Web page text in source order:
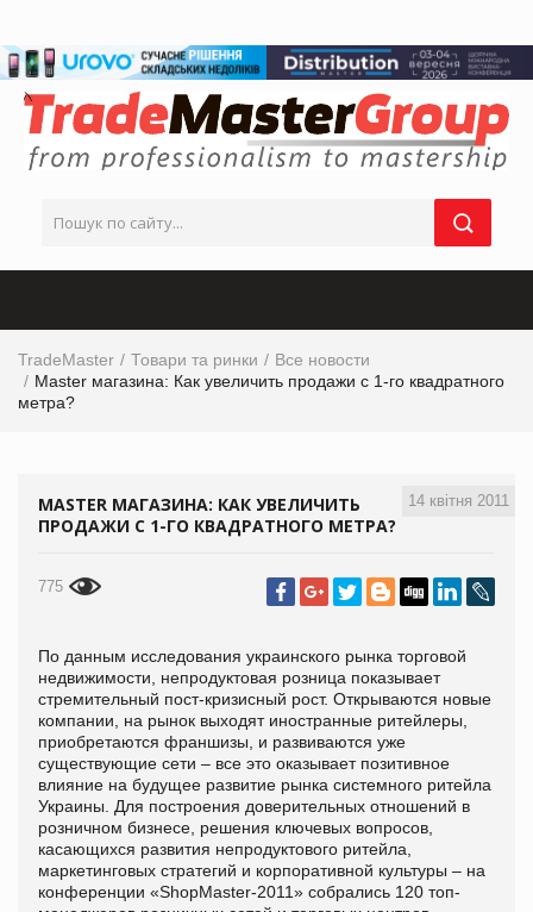
TradeMaster Товари та ринки
Все новости
Master магазина: Как увеличить продажи с 1-го квадратного
метра?
14 квітня 2011
MASTER МАГАЗИНА: КАК УВЕЛИЧИТЬ
ПРОДАЖИ С 1-ГО КВАДРАТНОГО МЕТРА?
775
По данным исследования украинского рынка торговой
недвижимости, непродуктовая розница показывает
стремительный пост-кризисный рост. Открываются новые
компании, на рынок выходят иностранные ритейлеры,
приобретаются франшизы, и развиваются уже
существующие сети – все это оказывает позитивное
влияние на будущее развитие рынка системного ритейла
Украины. Для построения доверительных отношений в
розничном бизнесе, решения ключевых вопросов,
касающихся развития непродуктового ритейла,
маркетинговых стратегий и корпоративной культуры – на
конференции «ShopMaster-2011» собрались 120 топ-